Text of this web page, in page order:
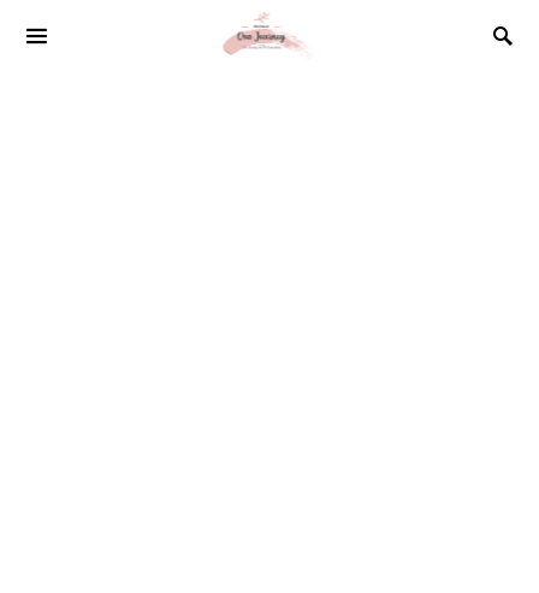
SEARCH FOR: